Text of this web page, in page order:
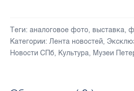
Теги: аналоговое фото, выставка,
Категории: Лента новостей,
Новости СПб, Культура, Музеи